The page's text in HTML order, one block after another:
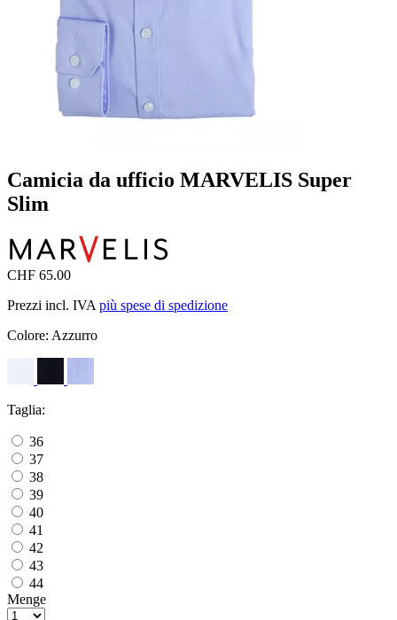
Camicia da ufficio MARVELIS Super
Slim
CHF 65.00
Prezzi incl. IVA più spese di spedizione
Colore: Azzurro
Taglia:
36
37
38
39
40
41
42
43
44
Menge